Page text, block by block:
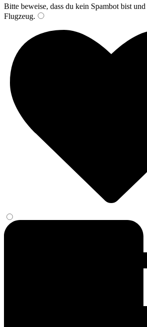
Bitte beweise, dass du kein Spambot bist
Flugzeug.